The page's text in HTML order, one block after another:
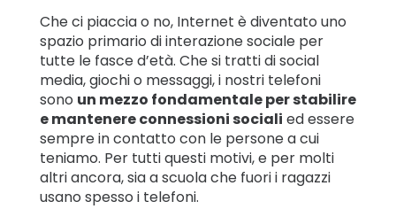
Che ci piaccia o no, Internet è diventato uno
spazio primario di interazione sociale per
tutte le fasce d’età. Che si tratti di social
media, giochi o messaggi, i nostri telefoni
sono un mezzo fondamentale per stabilire
e mantenere connessioni sociali ed essere
sempre in contatto con le persone a cui
teniamo. Per tutti questi motivi, e per molti
altri ancora, sia a scuola che fuori i ragazzi
usano spesso i telefoni.